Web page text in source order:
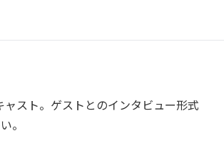
スト。ゲストとのインタビュー形式
。